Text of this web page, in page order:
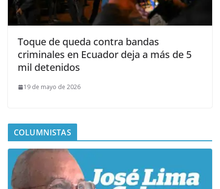
Toque de queda contra bandas
criminales en Ecuador deja a más de 5
mil detenidos
19 de mayo de 2026
COLUMNISTAS